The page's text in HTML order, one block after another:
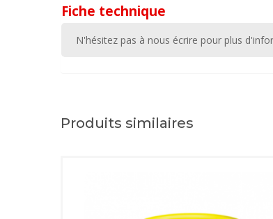
Fiche technique
N'hésitez pas à nous écrire pour plus
Produits similaires